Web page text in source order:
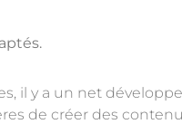
il y a un net
de créer des